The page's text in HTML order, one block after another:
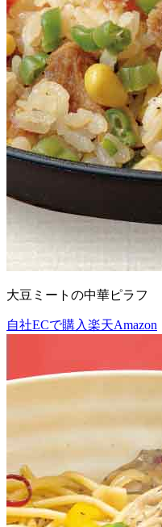
大豆ミートの中華ピラフ
自社ECで購入楽天Amazon